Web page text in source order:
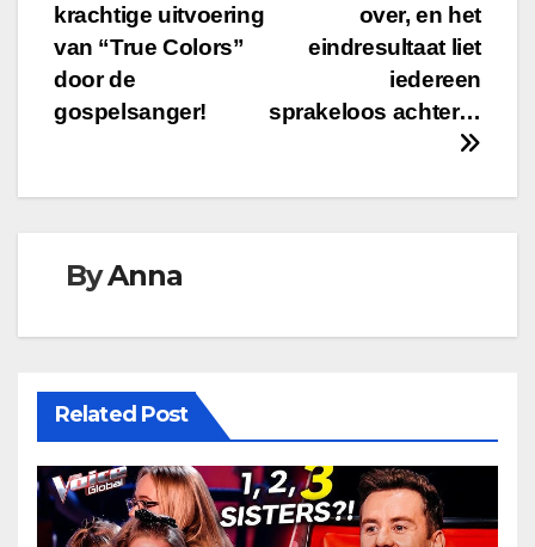
over, en het
eindresultaat liet
iedereen
sprakeloos achter…
krachtige uitvoering
van “True Colors”
door de
gospelsanger!
ByAnna
Related Post